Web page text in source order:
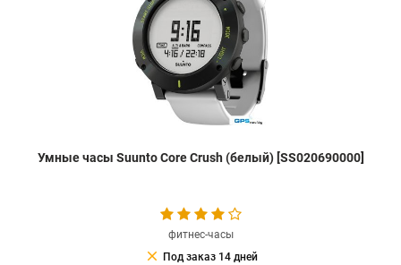
Умные часы Suunto Core Crush (белый) [SS020690000]
фитнес-часы
clear Под заказ 14 дней